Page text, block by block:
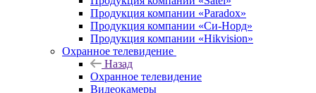
Продукция компании «Paradox»
Продукция компании «Си-Норд»
Продукция компании «Hikvision»
Охранное телевидение
Назад
Охранное телевидение
Видеокамеры